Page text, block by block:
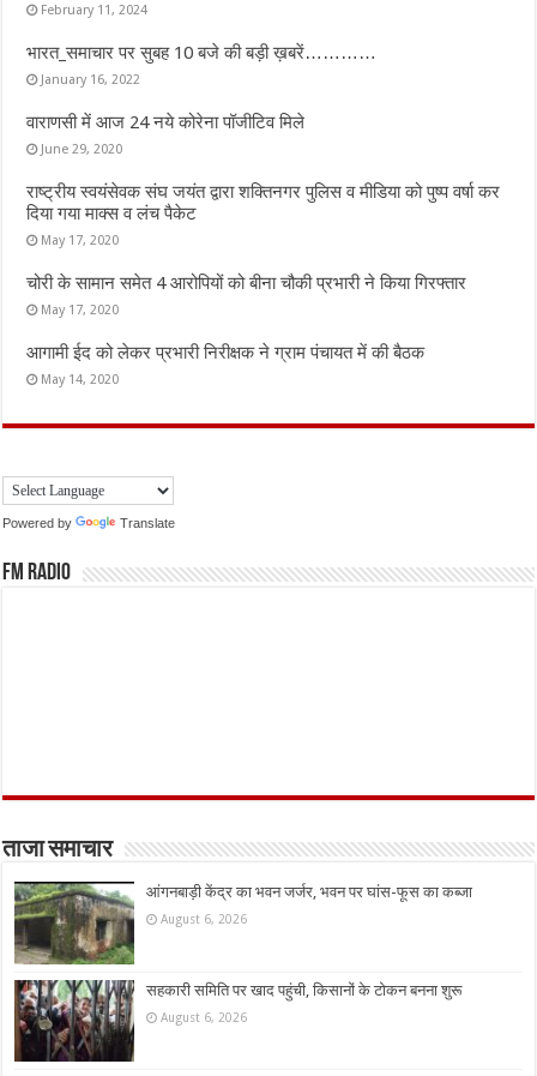
February 11, 2024
भारत_समाचार पर सुबह 10 बजे की बड़ी ख़बरें…………
January 16, 2022
वाराणसी में आज 24 नये कोरेना पॉजीटिव मिले
June 29, 2020
राष्ट्रीय स्वयंसेवक संघ जयंत द्वारा शक्तिनगर पुलिस व मीडिया को पुष्प वर्षा कर
दिया गया माक्स व लंच पैकेट
May 17, 2020
चोरी के सामान समेत 4 आरोपियों को बीना चौकी प्रभारी ने किया गिरफ्तार
May 17, 2020
आगामी ईद को लेकर प्रभारी निरीक्षक ने ग्राम पंचायत में की बैठक
May 14, 2020
Powered by Translate
FM Radio
ताजा समाचार
आंगनबाड़ी केंद्र का भवन जर्जर, भवन पर घांस-फूस का कब्जा
August 6, 2026
सहकारी समिति पर खाद पहुंची, किसानों के टोकन बनना शुरू
August 6, 2026